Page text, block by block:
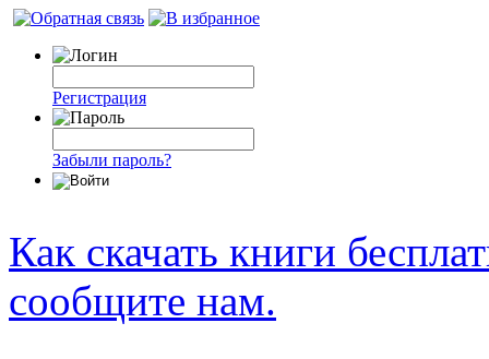
Регистрация
Забыли пароль?
Как скачать книги
сообщите нам.